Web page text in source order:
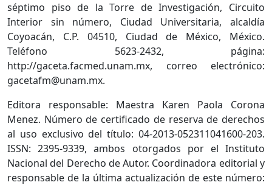
séptimo piso de la Torre de Investigación, Circuito
Interior sin número, Ciudad Universitaria, alcaldía
Coyoacán, C.P. 04510, Ciudad de México, México.
Teléfono 5623-2432, página:
http://gaceta.facmed.unam.mx, correo electrónico:
gacetafm@unam.mx.
Editora responsable: Maestra Karen Paola Corona
Menez. Número de certificado de reserva de derechos
al uso exclusivo del título: 04-2013-052311041600-203.
ISSN: 2395-9339, ambos otorgados por el Instituto
Nacional del Derecho de Autor. Coordinadora editorial y
responsable de la última actualización de este número: